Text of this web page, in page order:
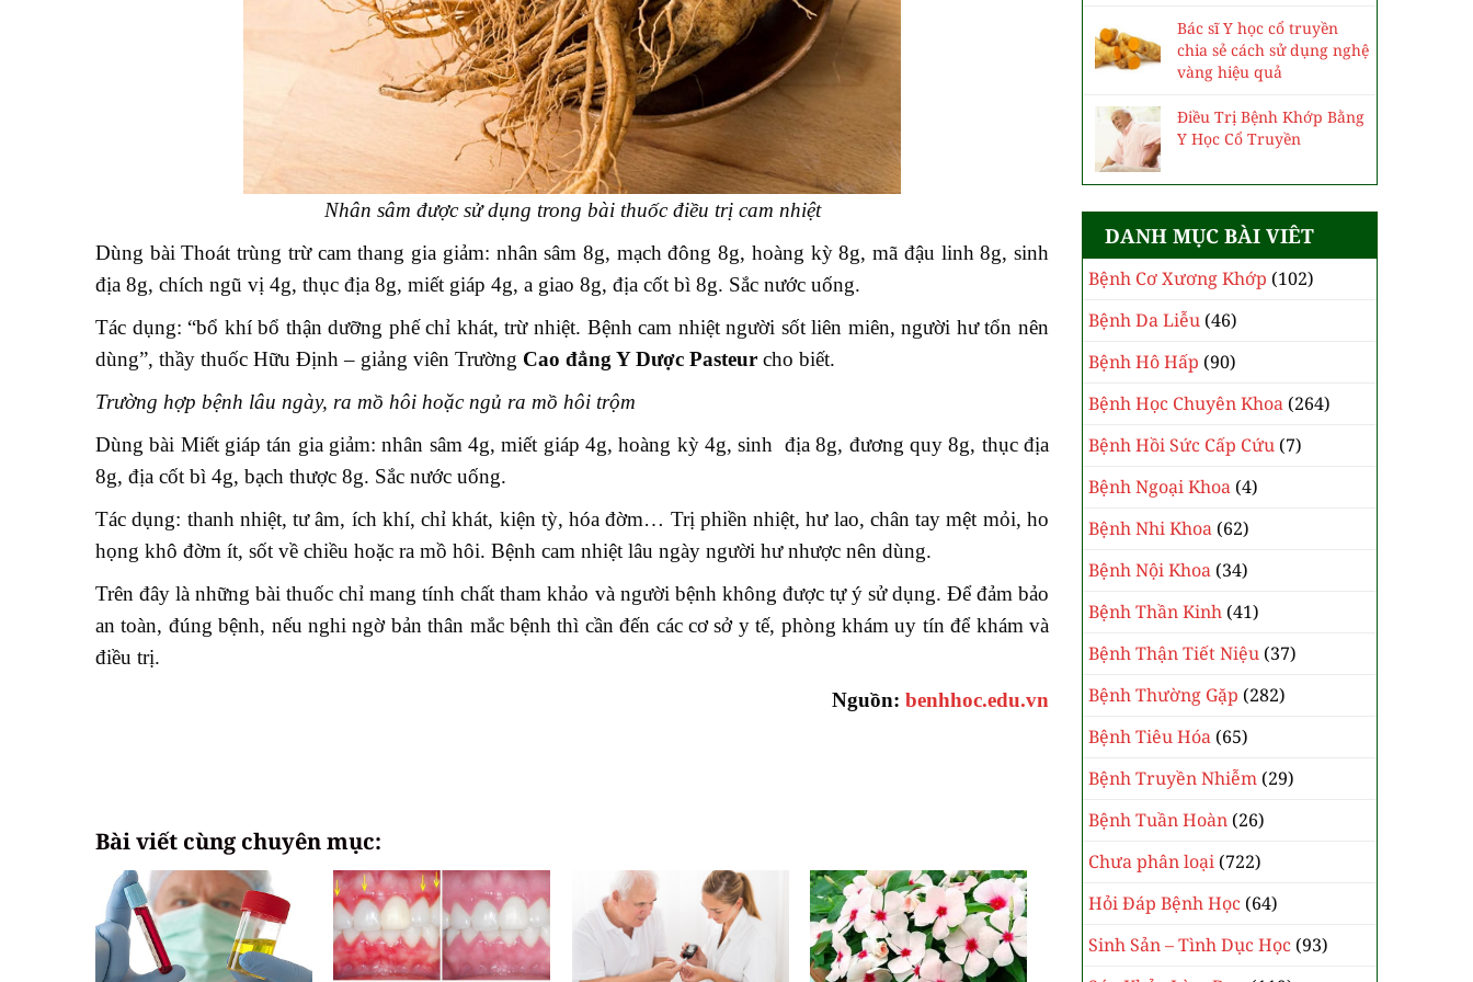
Nhân sâm được sử dụng trong bài thuốc điều trị cam nhiệt
Dùng bài Thoát trùng trừ cam thang gia giảm: nhân sâm 8g, mạch đông 8g, hoàng kỳ 8g, mã đậu linh 8g, sinh
địa 8g, chích ngũ vị 4g, thục địa 8g, miết giáp 4g, a giao 8g, địa cốt bì 8g. Sắc nước uống.
Tác dụng: “bổ khí bổ thận dưỡng phế chỉ khát, trừ nhiệt. Bệnh cam nhiệt người sốt liên miên, người hư tổn nên
dùng”, thầy thuốc Hữu Định – giảng viên Trường Cao đẳng Y Dược Pasteur cho biết.
Trường hợp bệnh lâu ngày, ra mồ hôi hoặc ngủ ra mồ hôi trộm
Dùng bài Miết giáp tán gia giảm: nhân sâm 4g, miết giáp 4g, hoàng kỳ 4g, sinh địa 8g, đương quy 8g, thục địa
8g, địa cốt bì 4g, bạch thược 8g. Sắc nước uống.
Tác dụng: thanh nhiệt, tư âm, ích khí, chỉ khát, kiện tỳ, hóa đờm… Trị phiền nhiệt, hư lao, chân tay mệt mỏi, ho
họng khô đờm ít, sốt về chiều hoặc ra mồ hôi. Bệnh cam nhiệt lâu ngày người hư nhược nên dùng.
Trên đây là những bài thuốc chỉ mang tính chất tham khảo và người bệnh không được tự ý sử dụng. Để đảm bảo
an toàn, đúng bệnh, nếu nghi ngờ bản thân mắc bệnh thì cần đến các cơ sở y tế, phòng khám uy tín để khám và
điều trị.
Nguồn: benhhoc.edu.vn
Bài viết cùng chuyên mục:
Bác sĩ Y học cổ truyền
chia sẻ cách sử dụng nghệ
vàng hiệu quả
Điều Trị Bệnh Khớp Bằng
Y Học Cổ Truyền
DANH MỤC BÀI VIÊT
Bệnh Cơ Xương Khớp (102)
Bệnh Da Liễu (46)
Bệnh Hô Hấp (90)
Bệnh Học Chuyên Khoa (264)
Bệnh Hồi Sức Cấp Cứu (7)
Bệnh Ngoại Khoa (4)
Bệnh Nhi Khoa (62)
Bệnh Nội Khoa (34)
Bệnh Thần Kinh (41)
Bệnh Thận Tiết Niệu (37)
Bệnh Thường Gặp (282)
Bệnh Tiêu Hóa (65)
Bệnh Truyền Nhiễm (29)
Bệnh Tuần Hoàn (26)
Chưa phân loại (722)
Hỏi Đáp Bệnh Học (64)
Sinh Sản – Tình Dục Học (93)